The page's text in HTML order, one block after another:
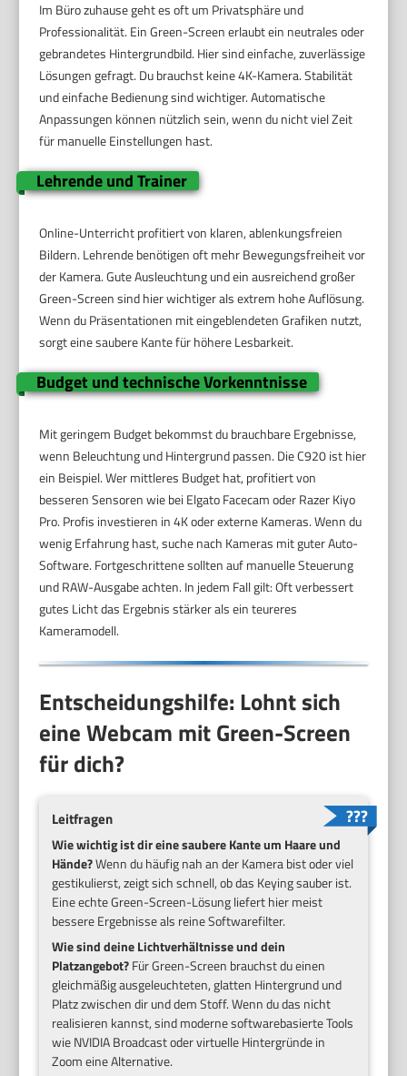
Im Büro zuhause geht es oft um Privatsphäre und
Professionalität. Ein Green-Screen erlaubt ein neutrales oder
gebrandetes Hintergrundbild. Hier sind einfache, zuverlässige
Lösungen gefragt. Du brauchst keine 4K-Kamera. Stabilität
und einfache Bedienung sind wichtiger. Automatische
Anpassungen können nützlich sein, wenn du nicht viel Zeit
für manuelle Einstellungen hast.
Lehrende und Trainer
Online-Unterricht profitiert von klaren, ablenkungsfreien
Bildern. Lehrende benötigen oft mehr Bewegungsfreiheit vor
der Kamera. Gute Ausleuchtung und ein ausreichend großer
Green-Screen sind hier wichtiger als extrem hohe Auflösung.
Wenn du Präsentationen mit eingeblendeten Grafiken nutzt,
sorgt eine saubere Kante für höhere Lesbarkeit.
Budget und technische Vorkenntnisse
Mit geringem Budget bekommst du brauchbare Ergebnisse,
wenn Beleuchtung und Hintergrund passen. Die C920 ist hier
ein Beispiel. Wer mittleres Budget hat, profitiert von
besseren Sensoren wie bei Elgato Facecam oder Razer Kiyo
Pro. Profis investieren in 4K oder externe Kameras. Wenn du
wenig Erfahrung hast, suche nach Kameras mit guter Auto-
Software. Fortgeschrittene sollten auf manuelle Steuerung
und RAW-Ausgabe achten. In jedem Fall gilt: Oft verbessert
gutes Licht das Ergebnis stärker als ein teureres
Kameramodell.
Entscheidungshilfe: Lohnt sich
eine Webcam mit Green-Screen
für dich?
Leitfragen
Wie wichtig ist dir eine saubere Kante um Haare und
Hände?Wenn du häufig nah an der Kamera bist oder viel
gestikulierst, zeigt sich schnell, ob das Keying sauber ist.
Eine echte Green-Screen-Lösung liefert hier meist
bessere Ergebnisse als reine Softwarefilter.
Wie sind deine Lichtverhältnisse und dein
Platzangebot?Für Green-Screen brauchst du einen
gleichmäßig ausgeleuchteten, glatten Hintergrund und
Platz zwischen dir und dem Stoff. Wenn du das nicht
realisieren kannst, sind moderne softwarebasierte Tools
wie NVIDIA Broadcast oder virtuelle Hintergründe in
Zoom eine Alternative.